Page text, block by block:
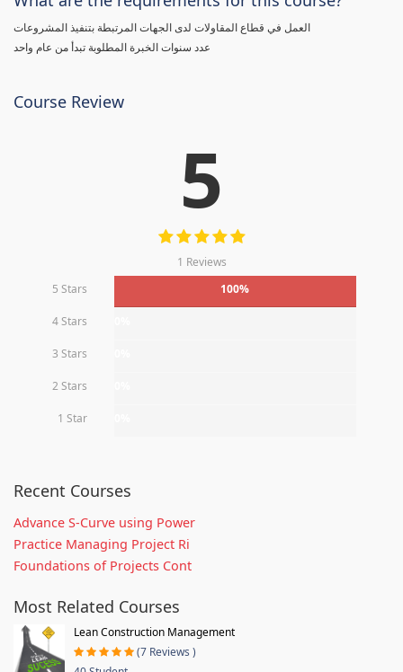
عدد سنوات الخبرة المطلوبة تبدأ من عام واحد
Course Review
5
1 Reviews
5 Stars
100%
4 Stars
3 Stars
2 Stars
1 Star
Recent Courses
Advance S-Curve using Power
Practice Managing Project Ri
Foundations of Projects Cont
Most Related Courses
Lean Construction Management
(7 Reviews )